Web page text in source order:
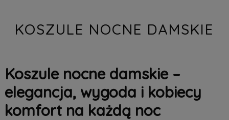
KOSZULE NOCNE DAMSKIE
Koszule nocne damskie –
elegancja, wygoda i kobiecy
komfort na każdą noc